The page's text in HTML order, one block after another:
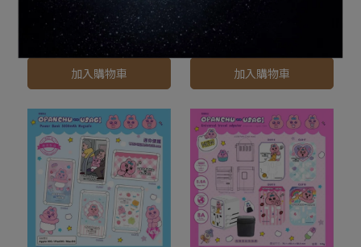
【iMagic】LED負離子風
扇化妝鏡
NT$899
NT$1,280
加入購物車
Verbatim X Opanchu
Usagi Finder Card 褲褲兔
藍牙防丟定位卡(無線充電/
支援Apple Find My/定位
器)
加入購物車